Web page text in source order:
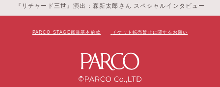
『リチャード三世』演出：森新太郎さん スペシャルインタビュー
PARCO STAGE鑑賞基本約款 チケット転売禁止に関するお願い